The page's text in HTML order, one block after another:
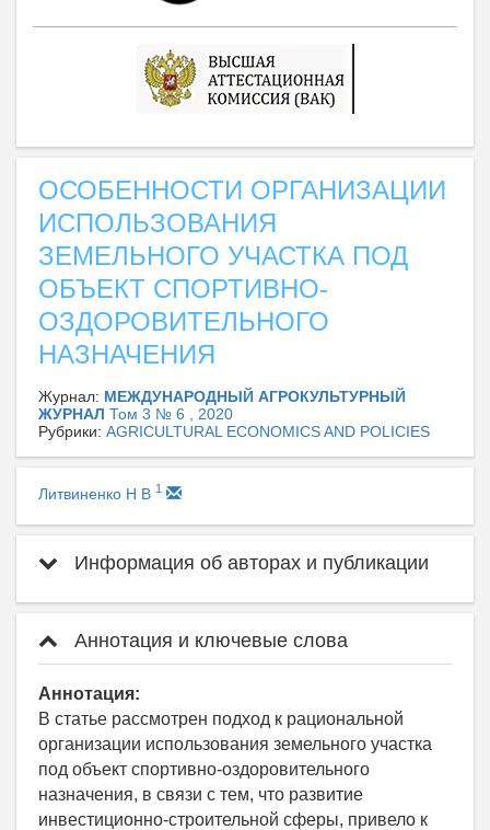
ОСОБЕННОСТИ ОРГАНИЗАЦИИ
ИСПОЛЬЗОВАНИЯ
ЗЕМЕЛЬНОГО УЧАСТКА ПОД
ОБЪЕКТ СПОРТИВНО-
ОЗДОРОВИТЕЛЬНОГО
НАЗНАЧЕНИЯ
Журнал: МЕЖДУНАРОДНЫЙ АГРОКУЛЬТУРНЫЙ
ЖУРНАЛ Том 3 № 6 , 2020
Рубрики: AGRICULTURAL ECONOMICS AND POLICIES
Литвиненко Н В 1
Информация об авторах и публикации
Аннотация и ключевые слова
Аннотация:
В статье рассмотрен подход к рациональной
организации использования земельного участка
под объект спортивно-оздоровительного
назначения, в связи с тем, что развитие
инвестиционно-строительной сферы, привело к